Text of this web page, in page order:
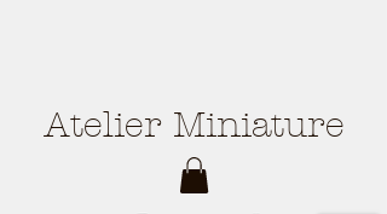
Atelier Miniature